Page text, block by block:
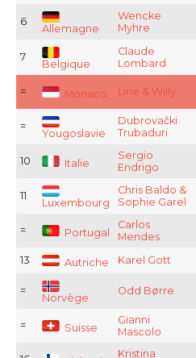
6
Allemagne
Wencke
Myhre
7
Belgique
Claude
Lombard
= Monaco Line & Willy
=
Yougoslavie
Dubrovački
Trubaduri
10 Italie
Sergio
Endrigo
11
Luxembourg
Chris Baldo &
Sophie Garel
= Portugal
Carlos
Mendes
13 Autriche Karel Gott
=
Norvège
Odd Børre
= Suisse
Gianni
Mascolo
Kristina